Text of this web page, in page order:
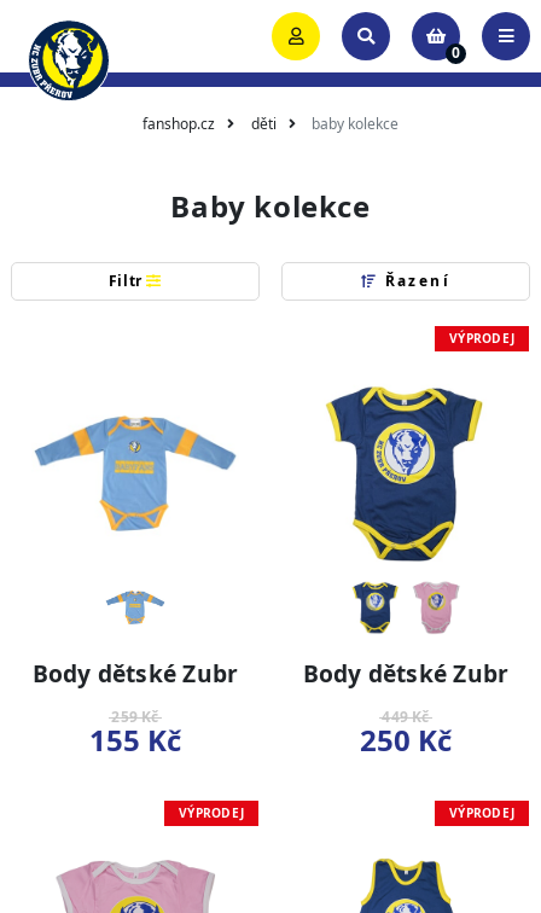
0
fanshop.cz děti baby kolekce
Baby kolekce
Řazení
Filtr
Body dětské Zubr
259 Kč
155 Kč
VÝPRODEJ
Body dětské Zubr
449 Kč
250 Kč
VÝPRODEJ VÝPRODEJ